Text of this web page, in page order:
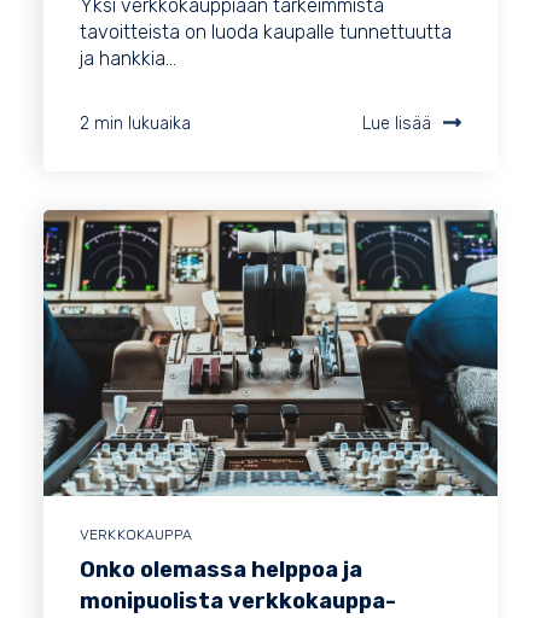
Yksi verkkokauppiaan tärkeimmistä
tavoitteista on luoda kaupalle tunnettuutta
ja hankkia...
2 min lukuaika Lue lisää
VERKKOKAUPPA
Onko olemassa helppoa ja
monipuolista verkkokauppa-